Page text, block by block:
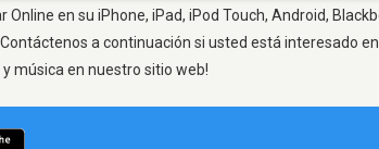
Online en su iPhone, iPad, iPod Touch, Android,
a continuación si usted está interesado
música en nuestro sitio web!